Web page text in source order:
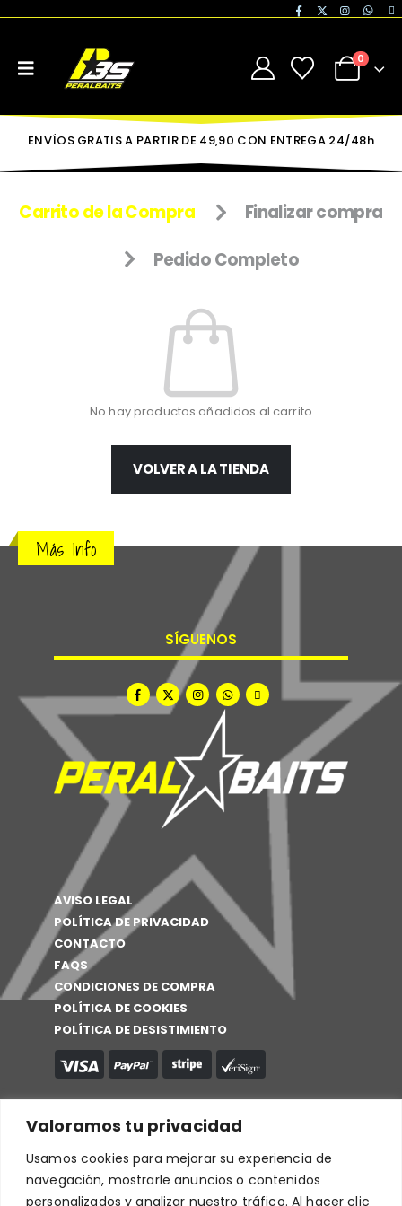
Valoramos tu privacidad
Usamos cookies para mejorar su experiencia de
navegación, mostrarle anuncios o contenidos
personalizados y analizar nuestro tráfico. Al hacer clic
0
ENVÍOS GRATIS A PARTIR DE 49,90 CON ENTREGA 24/48h
Carrito de la Compra Finalizar compra
Pedido Completo
No hay productos añadidos al carrito
VOLVER A LA TIENDA
Más Info
SÍGUENOS
AVISO LEGAL
POLÍTICA DE PRIVACIDAD
CONTACTO
FAQS
CONDICIONES DE COMPRA
POLÍTICA DE COOKIES
POLÍTICA DE DESISTIMIENTO